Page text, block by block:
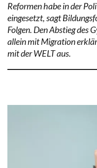
Reformen habe in der
eingesetzt, sagt
Folgen. Den Abstieg des
allein mit Migration
mit der WELT aus.